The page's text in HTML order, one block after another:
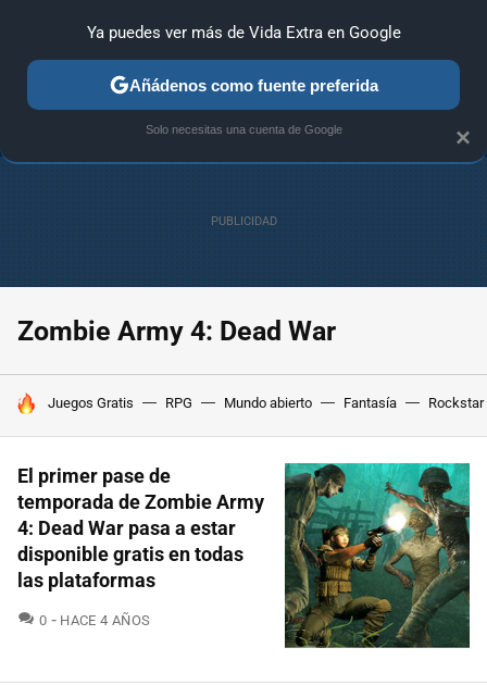
ANÁLISIS GUÍAS Y TRUCOS PC SONY NINTENDO
Zombie Army 4: Dead War
HOY SE HABLA DE
Juegos Gratis RPG Mundo abierto Fantasía Rockstar
El primer pase de
temporada de Zombie Army
4: Dead War pasa a estar
disponible gratis en todas
las plataformas
0 COMENTARIOS
HACE 4 AÑOS
×
Ya puedes ver más de Vida Extra en Google
Añádenos como fuente preferida
Solo necesitas una cuenta de Google